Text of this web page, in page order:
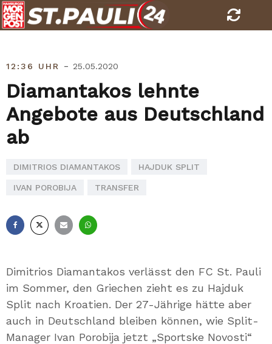
Skip
to
12:36 UHR - 25.05.2020
Diamantakos lehnte
Angebote aus Deutschland
ab
DIMITRIOS DIAMANTAKOS HAJDUK SPLIT
IVAN POROBIJA TRANSFER
Dimitrios Diamantakos verlässt den FC St. Pauli
im Sommer, den Griechen zieht es zu Hajduk
Split nach Kroatien. Der 27-Jährige hätte aber
auch in Deutschland bleiben können, wie Split-
Manager Ivan Porobija jetzt „Sportske Novosti“